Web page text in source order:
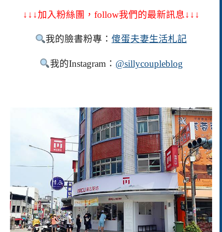
↓↓↓加入粉絲團， follow我們的最新訊息↓↓↓
我的臉書粉專：傻蛋夫妻生活札記
我的Instagram ： @sillycoupleblog